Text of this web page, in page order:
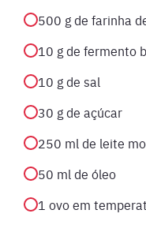
500 g de farinha
10 g de fermento
10 g de sal
30 g de açúcar
250 ml de leite
50 ml de óleo
1 ovo em